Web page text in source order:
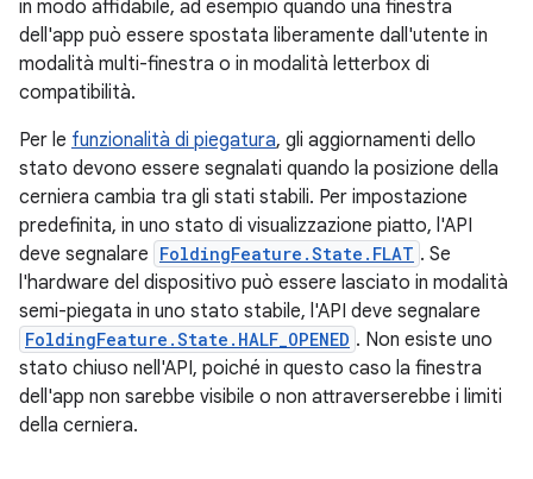
in modo affidabile, ad esempio quando una finestra
dell'app può essere spostata liberamente dall'utente in
modalità multi-finestra o in modalità letterbox di
compatibilità.
Per le funzionalità di piegatura, gli aggiornamenti dello
stato devono essere segnalati quando la posizione della
cerniera cambia tra gli stati stabili. Per impostazione
predefinita, in uno stato di visualizzazione piatto, l'API
deve segnalare FoldingFeature.State.FLAT . Se
l'hardware del dispositivo può essere lasciato in modalità
semi-piegata in uno stato stabile, l'API deve segnalare
FoldingFeature.State.HALF_OPENED . Non esiste uno
stato chiuso nell'API, poiché in questo caso la finestra
dell'app non sarebbe visibile o non attraverserebbe i limiti
della cerniera.